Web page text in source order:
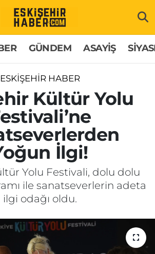
GÜNDEM ASAYİŞ
ESKİŞEHİR HABER
Kültür Yolu
İlgi!
Yolu Festivali, dolu dolu
ile sanatseverlerin adeta
ilgi odağı oldu.
Trafik Yoğunluk Haritası
Durumu ve Fikstür
Haberleri